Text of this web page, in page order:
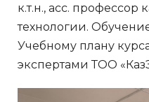
к.т.н., асс.
технологии.
Учебному плану
экспертами ТОО